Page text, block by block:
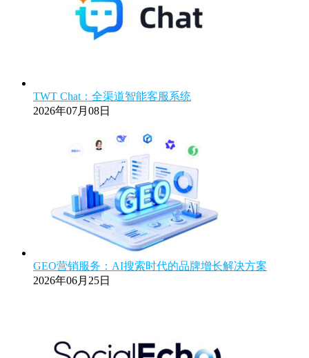
TWT Chat：全渠道智能客服系统
2026年07月08日
GEO营销服务：AI搜索时代的品牌增长解决方案
2026年06月25日